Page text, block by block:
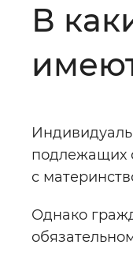
Цвет
В
подлежащих
с
Однако